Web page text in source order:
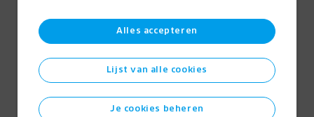
Over hoe uw onderneming haar
energieaankopen optimaliseert
Voor wie?
Bedrijven en openbare instellingen:
Lijst van alle cookies
Alles accepteren
Je cookies beheren